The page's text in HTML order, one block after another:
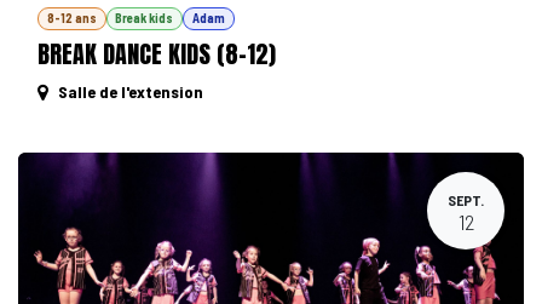
8-12 ans Break kids Adam
BREAK DANCE KIDS (8-12)
Salle de l'extension
SEPT.
12